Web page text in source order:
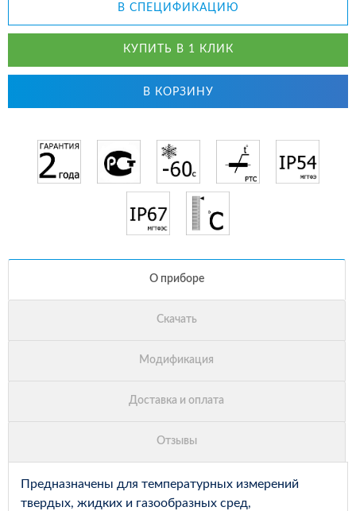
В СПЕЦИФИКАЦИЮ
КУПИТЬ В 1 КЛИК
В КОРЗИНУ
Предназначены для температурных измерений
твердых, жидких и газообразных сред,